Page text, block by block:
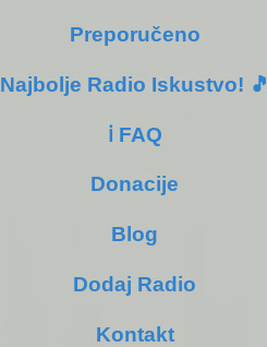
Preporučeno
Najbolje Radio Iskustvo! 🎵
ℹ️ FAQ
Donacije
Blog
Dodaj Radio
Kontakt